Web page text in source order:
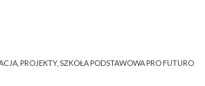
PROJEKTY, SZKOŁA PODSTAWOWA PRO FUTURO